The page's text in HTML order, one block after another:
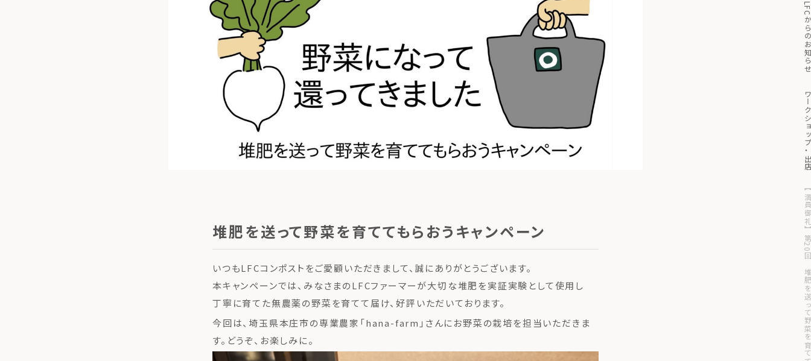
LFCか
ワークシ
堆肥を送って野菜を育ててもらおうキャンペーン
いつもLFCコンポストをご愛顧いただきまして、誠にありがとうございます。
本キャンペーンでは、みなさまのLFCファーマーが大切な堆肥を実証実験として使用し
丁寧に育てた無農薬の野菜を育てて届け、好評いただいております。
今回は、埼玉県本庄市の専業農家「hana-farm」さんにお野菜の栽培を担当いただきま
す。どうぞ、お楽しみに。